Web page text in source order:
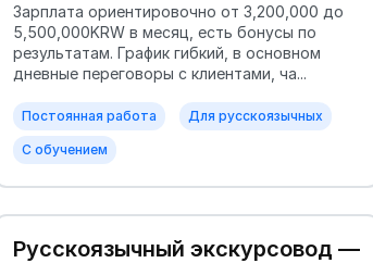
Зарплата ориентировочно от 3,200,000 до
5,500,000KRW в месяц, есть бонусы по
результатам. График гибкий, в основном
дневные переговоры с клиентами, ча...
Постоянная работа Для русскоязычных
С обучением
Русскоязычный экскурсовод —